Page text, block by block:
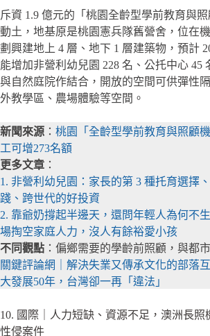
斥資 1.9 億元的「桃園全齡型學前教育與
動土，地基原是桃園憲兵隊舊營舍，位在
劃興建地上 4 層、地下 1 層建築物，預計
能增加非營利幼兒園 228 名、公托中心 45
與自然庭院作結合，開放的空間可供彈性
外教學區、農場體驗等空間。
新聞來源 ： 桃園「全齡型學前教育與照顧
工可增273名額
更多文章 ：
1. 非營利幼兒園：家長的第 3 種托育選擇
踐、跨世代的好投資
2. 靠爺奶撐起半邊天，還問年輕人為何不
場掏空家庭人力，沒人有餘裕愛小孩
不同觀點 ：偏鄉需要的學齡前照顧，與都
關鍵評論網｜解決失業又傳承文化的部落
大發展50年，台灣卻一再「違法」
10. 國際｜人力短缺、資源不足，澳洲長照
性侵案件